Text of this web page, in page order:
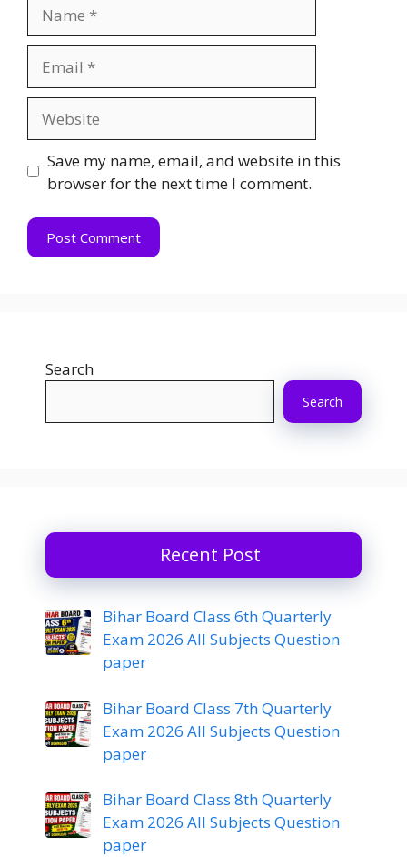
Save my name, email, and website in this
browser for the next time I comment.
Search
Search
Recent Post
Bihar Board Class 6th Quarterly
Exam 2026 All Subjects Question
paper
Bihar Board Class 7th Quarterly
Exam 2026 All Subjects Question
paper
Bihar Board Class 8th Quarterly
Exam 2026 All Subjects Question
paper